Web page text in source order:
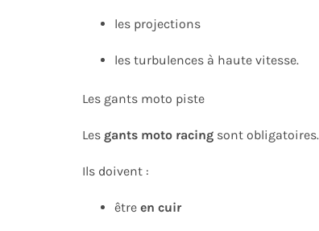
les projections
les turbulences à haute vitesse.
Les gants moto piste
Les gants moto racing sont obligatoires.
Ils doivent :
être en cuir